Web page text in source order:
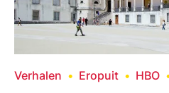
Verhalen Eropuit HBO